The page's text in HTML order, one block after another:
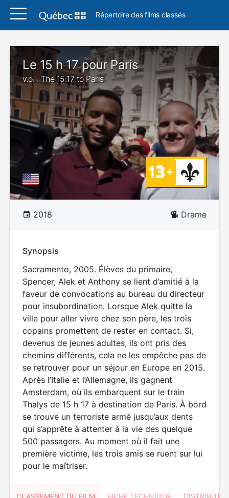
Répertoire des films classés
Le 15 h 17 pour Paris
v.o. : The 15:17 to Paris
2018 Drame
Synopsis
Sacramento, 2005. Élèves du primaire,
Spencer, Alek et Anthony se lient d’amitié à la
faveur de convocations au bureau du directeur
pour insubordination. Lorsque Alek quitte la
ville pour aller vivre chez son père, les trois
copains promettent de rester en contact. Si,
devenus de jeunes adultes, ils ont pris des
chemins différents, cela ne les empêche pas de
se retrouver pour un séjour en Europe en 2015.
Après l’Italie et l’Allemagne, ils gagnent
Amsterdam, où ils embarquent sur le train
Thalys de 15 h 17 à destination de Paris. À bord
se trouve un terroriste armé jusqu’aux dents
qui s’apprête à attenter à la vie des quelque
500 passagers. Au moment où il fait une
première victime, les trois amis se ruent sur lui
pour le maîtriser.
CLASSEMENT DU FILM FICHE TECHNIQUE